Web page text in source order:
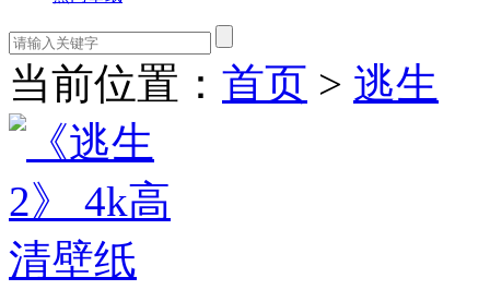
当前位置： 首页 > 逃生